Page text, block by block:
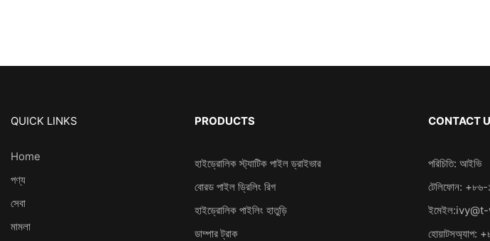
QUICK LINKS
Home
পণ্য
সেবা
মামলা
PRODUCTS
হাইড্রোলিক স্ট্যাটিক পাইল ড্রাইভার
বোরড পাইল ড্রিলিং রিগ
হাইড্রোলিক পাইলিং হাতুড়ি
ডাম্পার ট্রাক
CONTACT
পরিচিতি: আইভি
টেলিফোন:
ইমেইল:
হোয়াটসঅ্যাপ: